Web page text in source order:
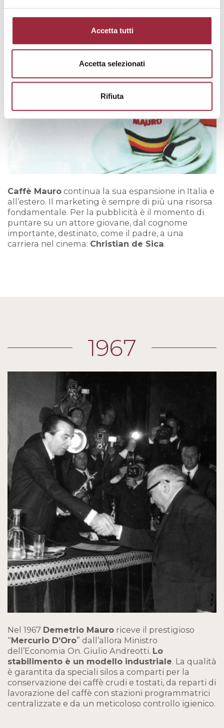
Accetta tutti
Accetta selezionati
Rifiuta
Caffè Mauro continua la sua espansione in Italia e
all’estero. Il marketing è sempre di più una risorsa
fondamentale. Per la pubblicità è il momento di
puntare su un attore giovane, dal cognome
importante, destinato, come il padre, a una
carriera nel cinema: Christian de Sica.
1967
Nel 1967 Demetrio Mauro riceve il prestigioso
“Mercurio D’Oro” dall’allora Ministro
dell’Economia On. Giulio Andreotti. Lo
stabilimento è un modello industriale. La qualità
è garantita da speciali silos a comparti per la
conservazione dei caffè crudi e tostati, da reparti di
lavorazione del caffè con stazioni programmatrici
centralizzate e da un meticoloso controllo igienico.